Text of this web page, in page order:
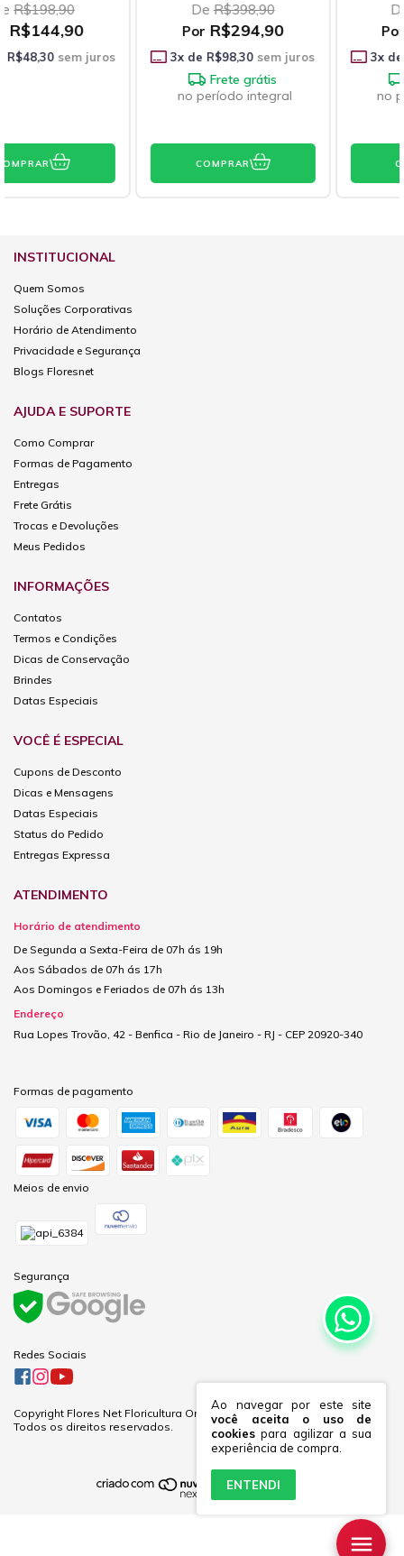
Ao navegar por este site
você aceita o uso de
cookies para agilizar a sua
experiência de compra.
ENTENDI
De
PorR$294,90
3x de R$98,30 sem juros
COMPRAR
De
PorR$224,90
3x de R$74,97 sem juros
no período integral
COMPRAR
INSTITUCIONAL
Quem Somos
Soluções Corporativas
Horário de Atendimento
Privacidade e Segurança
Blogs Floresnet
AJUDA E SUPORTE
Como Comprar
Formas de Pagamento
Entregas
Frete Grátis
Trocas e Devoluções
Meus Pedidos
INFORMAÇÕES
Contatos
Termos e Condições
Dicas de Conservação
Brindes
Datas Especiais
VOCÊ É ESPECIAL
Cupons de Desconto
Dicas e Mensagens
Datas Especiais
Status do Pedido
Entregas Expressa
ATENDIMENTO
Horário de atendimento
De Segunda a Sexta-Feira de 07h ás 19h
Aos Sábados de 07h ás 17h
Aos Domingos e Feriados de 07h ás 13h
Endereço
Rua Lopes Trovão, 42 - Benfica - Rio de Janeiro - RJ - CEP 20920-340
Formas de pagamento
Meios de envio
Segurança
Redes Sociais
Copyright Flores Net Floricultura Online Ltda - 60281691000170 - 2026.
Todos os direitos reservados.